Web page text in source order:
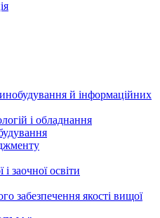
й інформаційних
і обладнання
заочної освіти
забезпечення якості вищої